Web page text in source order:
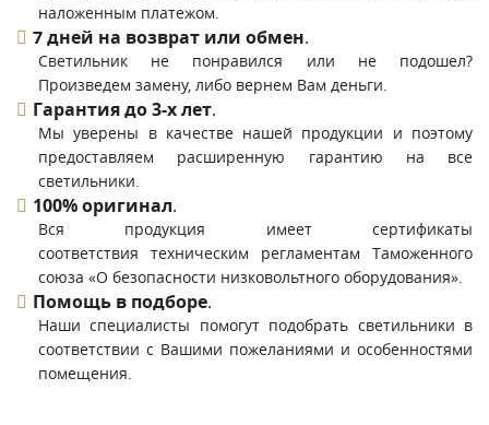
наложенным платежом.
7 дней на возврат или обмен.
Светильник не понравился или не подошел?
Произведем замену, либо вернем Вам деньги.
Гарантия до 3-х лет.
Мы уверены в качестве нашей продукции и поэтому
предоставляем расширенную гарантию на все
светильники.
100% оригинал.
Вся продукция имеет сертификаты
соответствия техническим регламентам Таможенного
союза «О безопасности низковольтного оборудования».
Помощь в подборе.
Наши специалисты помогут подобрать светильники в
соответствии с Вашими пожеланиями и особенностями
помещения.